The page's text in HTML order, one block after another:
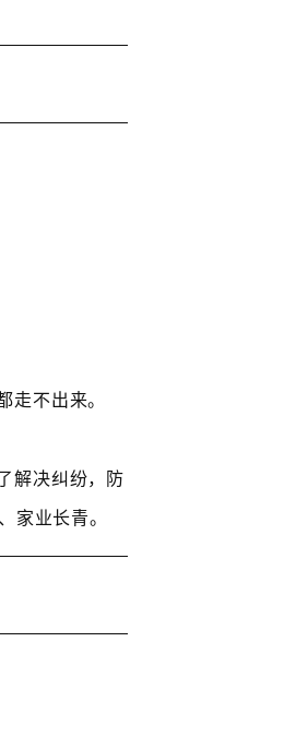
不出来。
解决纠纷，防
业长青。